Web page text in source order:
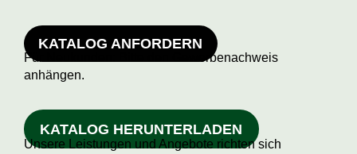
KATALOG ANFORDERN
Für Neukunden: Bitte den Gewerbenachweis
anhängen.
KATALOG HERUNTERLADEN
Unsere Leistungen und Angebote richten sich